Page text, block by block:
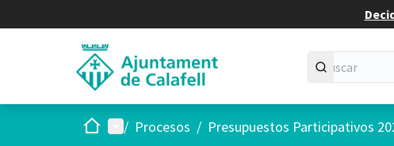
InicioMenú principal
/ Procesos / Presupuestos Participativos